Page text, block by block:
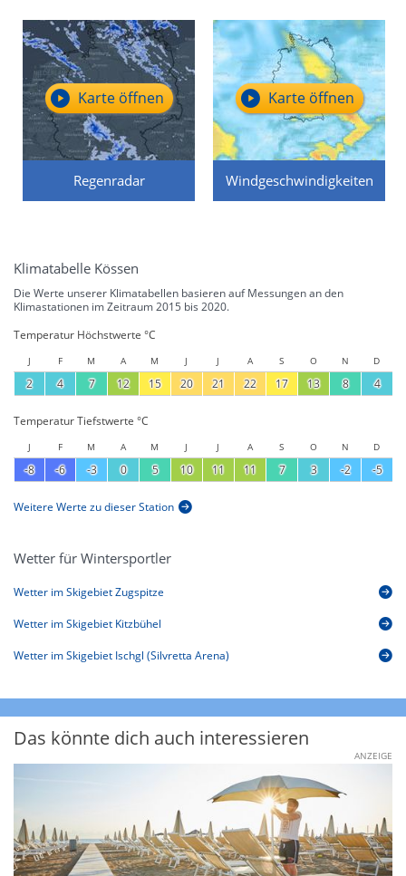
Regenradar
Karte öffnen
Windgeschwindigkeiten
Karte öffnen
Klimatabelle Kössen
Die Werte unserer Klimatabellen basieren auf Messungen an den
Klimastationen im Zeitraum 2015 bis 2020.
Temperatur Höchstwerte °C
J F M A M J J A S O N D
2 4 7 12 15 20 21 22 17 13 8 4
Temperatur Tiefstwerte °C
J F M A M J J A S O N D
-8 -6 -3 0 5 10 11 11 7 3 -2 -5
Weitere Werte zu dieser Station
Wetter für Wintersportler
Wetter im Skigebiet Zugspitze
Wetter im Skigebiet Kitzbühel
Wetter im Skigebiet Ischgl (Silvretta Arena)
Das könnte dich auch interessieren
ANZEIGE